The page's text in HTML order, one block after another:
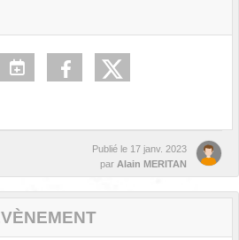
Publié le 17 janv. 2023
par Alain MERITAN